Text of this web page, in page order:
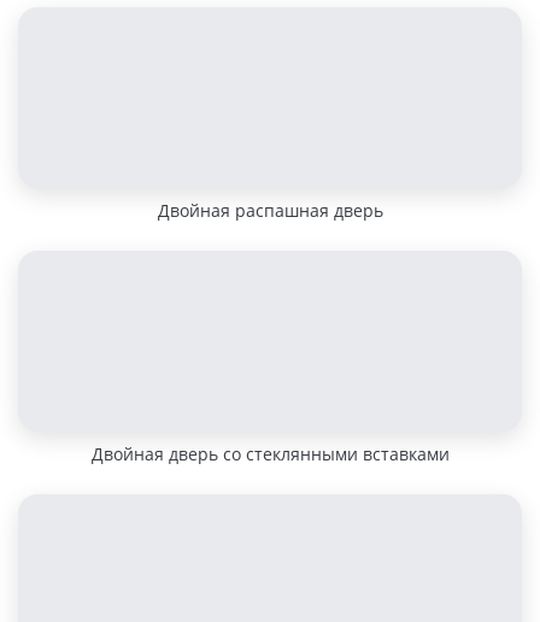
Двойная распашная дверь
Двойная дверь со стеклянными вставками